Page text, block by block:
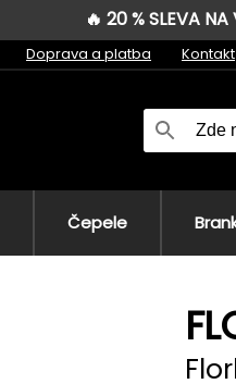
🔥 20 % SLEVA
Doprava a platba Kontakt
Čepele